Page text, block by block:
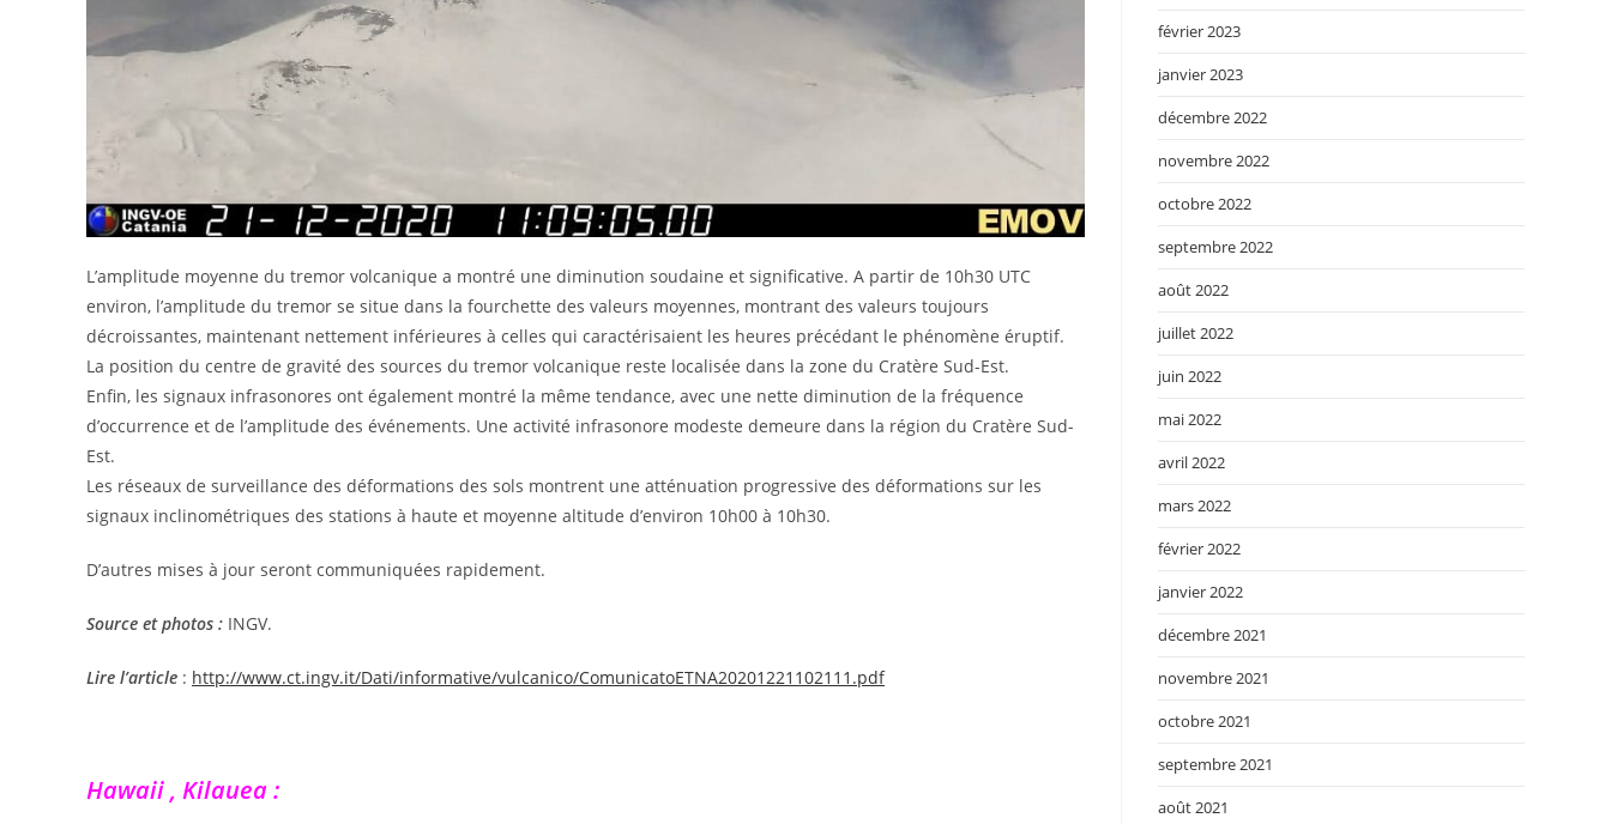
L’amplitude moyenne du tremor volcanique a montré une diminution soudaine et significative. A partir de 10h30 UTC
environ, l’amplitude du tremor se situe dans la fourchette des valeurs moyennes, montrant des valeurs toujours
décroissantes, maintenant nettement inférieures à celles qui caractérisaient les heures précédant le phénomène éruptif.
La position du centre de gravité des sources du tremor volcanique reste localisée dans la zone du Cratère Sud-Est.
Enfin, les signaux infrasonores ont également montré la même tendance, avec une nette diminution de la fréquence
d’occurrence et de l’amplitude des événements. Une activité infrasonore modeste demeure dans la région du Cratère Sud-
Est.
Les réseaux de surveillance des déformations des sols montrent une atténuation progressive des déformations sur les
signaux inclinométriques des stations à haute et moyenne altitude d’environ 10h00 à 10h30.
D’autres mises à jour seront communiquées rapidement.
Source et photos : INGV.
Lire l’article : http://www.ct.ingv.it/Dati/informative/vulcanico/ComunicatoETNA20201221102111.pdf
Hawaii , Kilauea :
février 2023
janvier 2023
décembre 2022
novembre 2022
octobre 2022
septembre 2022
août 2022
juillet 2022
juin 2022
mai 2022
avril 2022
mars 2022
février 2022
janvier 2022
décembre 2021
novembre 2021
octobre 2021
septembre 2021
août 2021